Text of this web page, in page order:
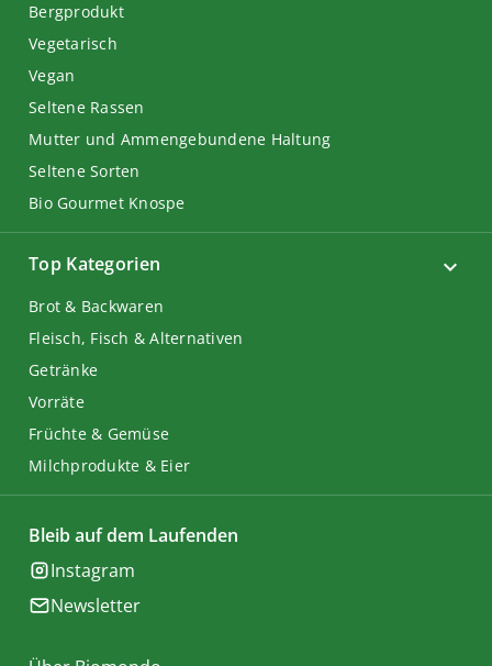
Top Kategorien
Brot & Backwaren
Fleisch, Fisch & Alternativen
Getränke
Vorräte
Früchte & Gemüse
Milchprodukte & Eier
Bergprodukt
Vegetarisch
Vegan
Seltene Rassen
Mutter und Ammengebundene Haltung
Seltene Sorten
Bio Gourmet Knospe
Bleib auf dem Laufenden
Instagram
Newsletter